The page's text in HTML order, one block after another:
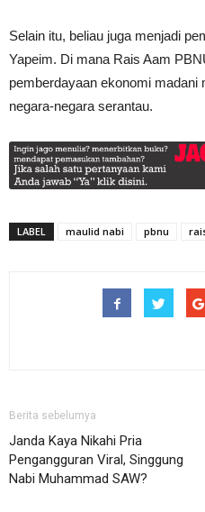
Selain itu, beliau juga menjadi
Yapeim. Di mana Rais Aam
pemberdayaan ekonomi madani
negara-negara serantau.
LABEL maulid nabi pbnu
Berita sebelumya
Janda Kaya Nikahi Pria
Pengangguran Viral, Singgung
Nabi Muhammad SAW?